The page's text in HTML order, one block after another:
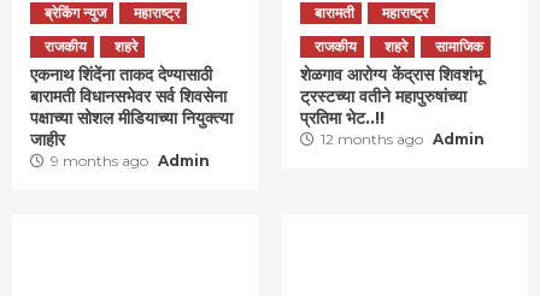
ब्रेकिंग न्युज
महाराष्ट्र
राजकीय
शहरे
एकनाथ शिंदेंना ताकद देण्यासाठी
बारामती विधानसभेवर सर्व शिवसेना
पक्षाच्या सोशल मीडियाच्या नियुक्त्या
जाहीर
9 months ago Admin
बारामती
महाराष्ट्र
राजकीय
शहरे सामाजिक
शेळगाव आरोग्य केंद्रास शिवशंभू
ट्रस्टच्या वतीने महापुरुषांच्या
प्रतिमा भेट..!!
12 months ago Admin